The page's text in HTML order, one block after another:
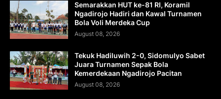
Semarakkan HUT ke-81 RI, Koramil
Ngadirojo Hadiri dan Kawal Turnamen
Bola Voli Merdeka Cup
August 08, 2026
Tekuk Hadiluwih 2-0, Sidomulyo Sabet
Juara Turnamen Sepak Bola
Kemerdekaan Ngadirojo Pacitan
August 08, 2026